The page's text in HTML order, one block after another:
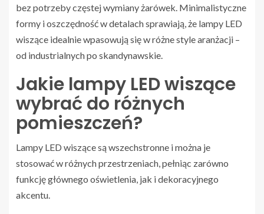
bez potrzeby częstej wymiany żarówek. Minimalistyczne
formy i oszczędność w detalach sprawiają, że lampy LED
wiszące idealnie wpasowują się w różne style aranżacji –
od industrialnych po skandynawskie.
Jakie lampy LED wiszące
wybrać do różnych
pomieszczeń?
Lampy LED wiszące są wszechstronne i można je
stosować w różnych przestrzeniach, pełniąc zarówno
funkcję głównego oświetlenia, jak i dekoracyjnego
akcentu.